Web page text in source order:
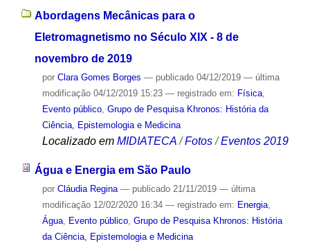
Abordagens Mecânicas para o
Eletromagnetismo no Século XIX - 8 de
novembro de 2019
por Clara Gomes Borges — publicado04/12/2019 — última
modificação04/12/2019 15:23 — registrado em: Física,
Evento público, Grupo de Pesquisa Khronos: História da
Ciência, Epistemologia e Medicina
Localizado em MIDIATECA /Fotos /Eventos 2019
Água e Energia em São Paulo
por Cláudia Regina — publicado21/11/2019 — última
modificação12/02/2020 16:34 — registrado em: Energia,
Água, Evento público, Grupo de Pesquisa Khronos: História
da Ciência, Epistemologia e Medicina